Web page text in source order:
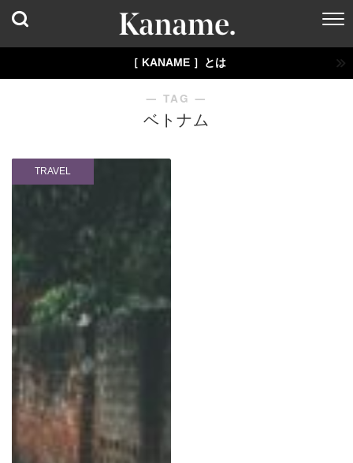
［ KANAME ］とは
― TAG ―
ベトナム
TRAVEL